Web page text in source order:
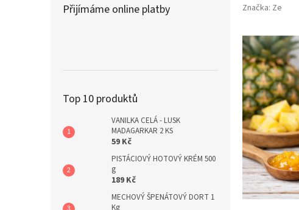
Přijímáme online platby
Top 10 produktů
VANILKA CELÁ - LUSK
MADAGARKAR 2 KS
59 Kč
PISTÁCIOVÝ HOTOVÝ KRÉM 500
g
189 Kč
MECHOVÝ ŠPENÁTOVÝ DORT 1
Kg
Značka: Ze